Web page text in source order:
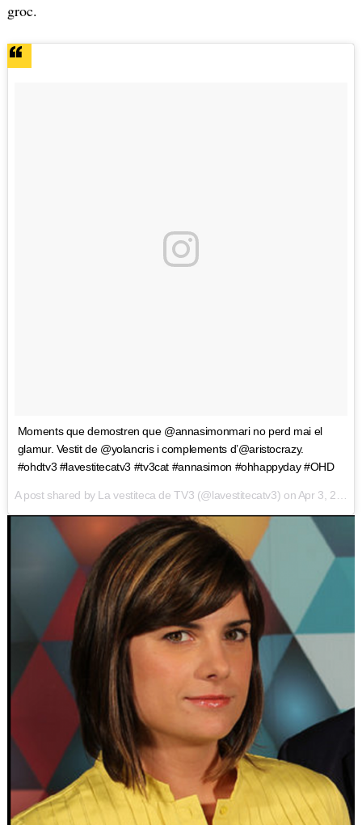
groc.
Moments que demostren que @annasimonmari no perd mai el
glamur. Vestit de @yolancris i complements d’@aristocrazy.
#ohdtv3 #lavestitecatv3 #tv3cat #annasimon #ohhappyday #OHD
A post shared by La vestiteca de TV3 (@lavestitecatv3) on Apr 3, 2017 at 7:42am PDT